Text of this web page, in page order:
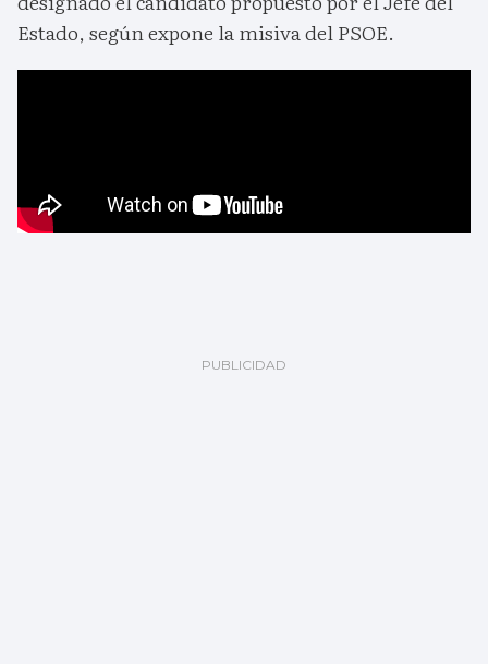
Estado, según expone la misiva del PSOE.